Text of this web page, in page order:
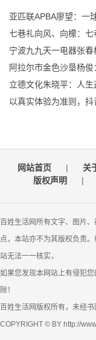
亚匹联APBA廖望：一
七巷礼向风、向檬：七
宁波九九天一电器张
阿拉尔市金色沙垦杨
立德文化朱晓平：人生
以真实体验为准则，
网站首页 | 关
版权声明
|
百姓生活网所有文字、图片
点，本站亦不为其版权负责
站无法一一核实，
如果您发现本网站上有侵犯
除！
百姓生活网版权所有，未经
COPYRIGHT © BY http://